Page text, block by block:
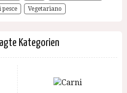
Vegetariano
Kategorien